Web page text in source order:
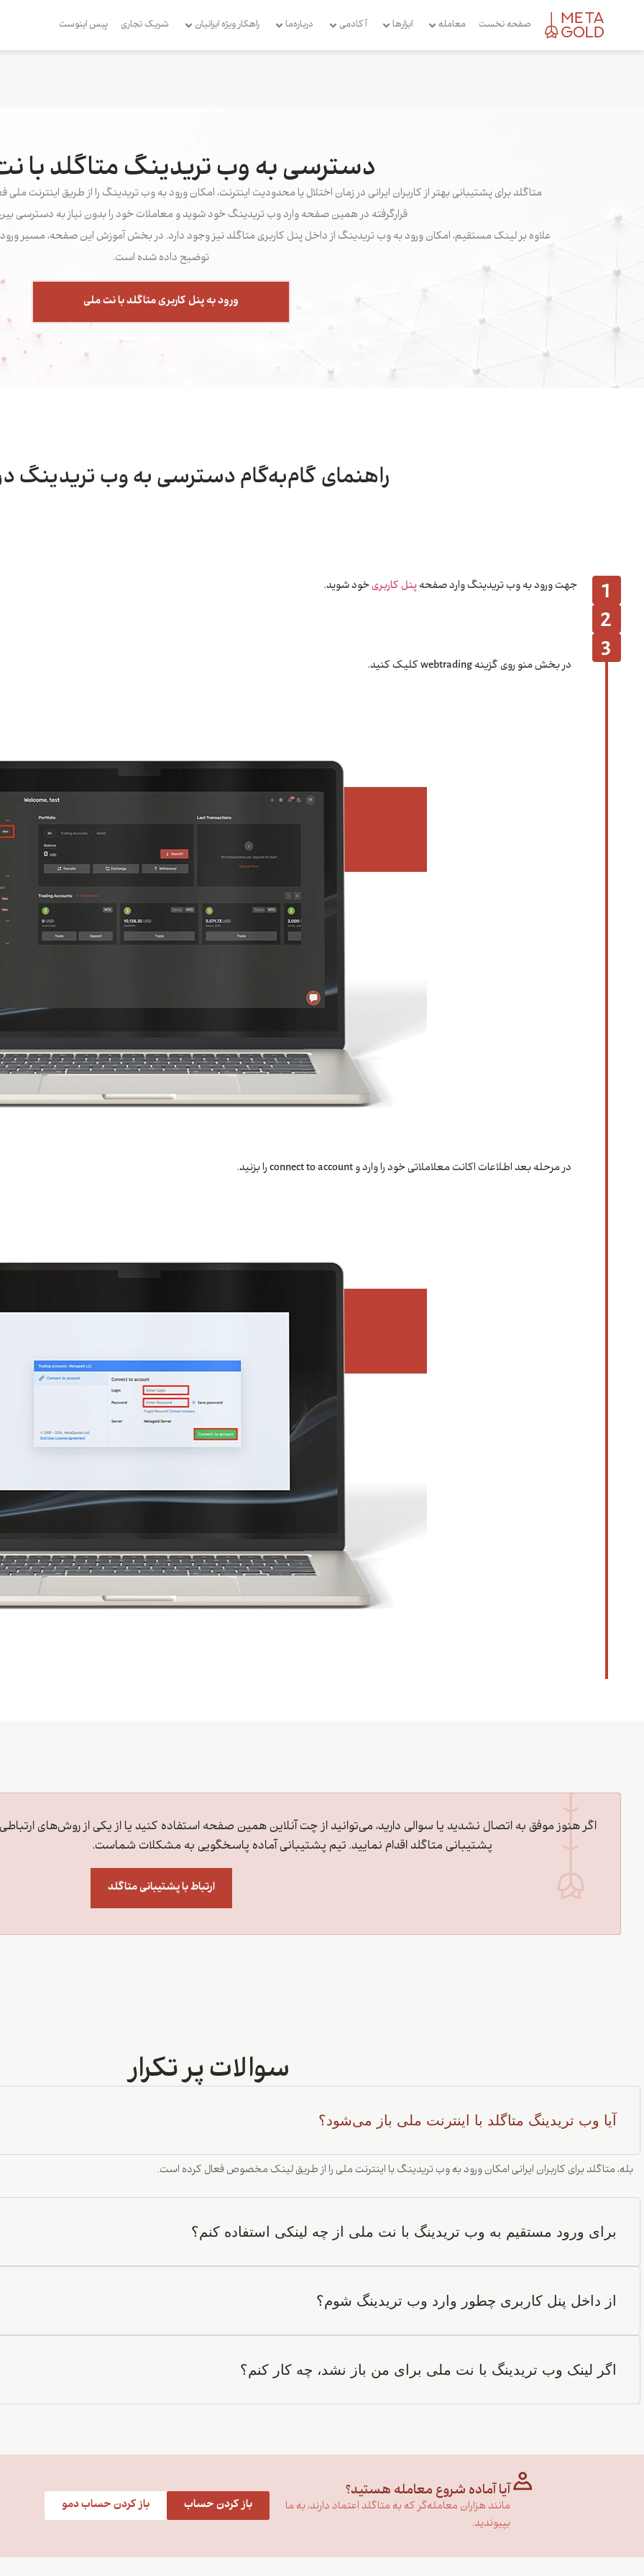
صفحه نخست معامله ابزارها آکادمی درباره‌ما راهکار ویژه ایرانیان شریک تجاری بِیس اینوست
دسترسی به وب تریدینگ متاگلد با
متاگلد برای پشتیبانی بهتر از کاربران ایرانی در زمان اختلال یا محدودیت اینترنت، امکان ورود به وب تریدینگ را از طریق
قرارگرفته در همین صفحه وارد وب تریدینگ خود شوید و معاملات خود را بدون نیاز به دسترسی
علاوه بر لینک مستقیم، امکان ورود به وب تریدینگ از داخل پنل کاربری متاگلد نیز وجود دارد. در بخش آموزش این صفحه، مسیر
توضیح داده شده است.
ورود به پنل کاربری متاگلد با نت ملی
راهنمای گام‌به‌گام دسترسی به وب تریدینگ
جهت ورود به وب تریدینگ وارد صفحهپنل کاربریخود شوید.
در بخش منو روی گزینه webtrading کلیک کنید.
در مرحله بعد اطلاعات اکانت معلاملاتی خود را وارد و connect to account را بزنید.
اگر هنوز موفق به اتصال نشدید یا سوالی دارید، می‌توانید از چت آنلاین همین صفحه استفاده کنید یا از یکی از روش‌های
پشتیبانی متاگلد اقدام نمایید. تیم پشتیبانی آماده پاسخگویی به مشکلات شماست.
ارتباط با پشتیبانی متاگلد
سوالات پر تکرار
آیا وب تریدینگ متاگلد با اینترنت ملی باز می‌شود؟
بله، متاگلد برای کاربران ایرانی امکان ورود به وب تریدینگ با اینترنت ملی را از طریق لینک مخصوص فعال کرده است.
برای ورود مستقیم به وب تریدینگ با نت ملی از چه لینکی استفاده کنم؟
از داخل پنل کاربری چطور وارد وب تریدینگ شوم؟
اگر لینک وب تریدینگ با نت ملی برای من باز نشد، چه کار کنم؟
آیا آماده شروع معامله هستید؟
مانند هزاران معامله‌گر که به متاگلد اعتماد دارند، به ما
بپیوندید.
باز کردن حساب باز کردن حساب دمو